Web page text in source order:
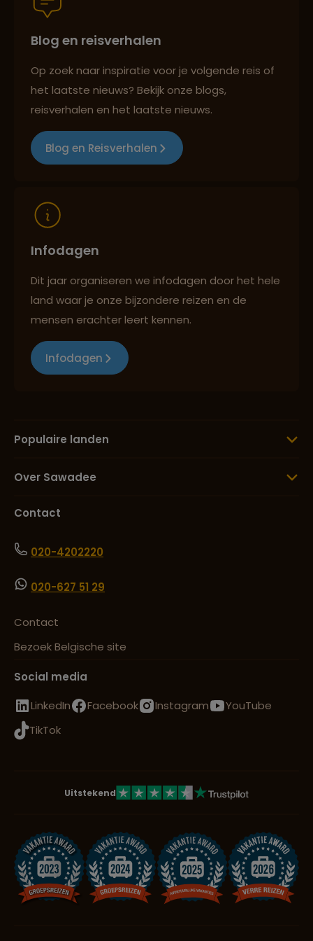
Lees meer over Puerto Viejo de
Lees meer over Puerto Viejo de
Talamanca
Lees meer over Punta Mala
Lees meer over Sámara Costa Rica
Lees meer over San Gerardo de
Lees meer over San José
Lees meer over Tamarindo
Lees meer over Tenorio Volcano
Lees meer over Tortuguero
Lees meer over Uvita
Best beoordeelde reisroutes
Reizen met oog voor mens, cultuur en milieu
Blog en reisverhalen
Op zoek naar inspiratie voor je volgende reis of
het laatste nieuws? Bekijk onze blogs,
reisverhalen en het laatste nieuws.
Blog en Reisverhalen
Infodagen
Dit jaar organiseren we infodagen door het hele
land waar je onze bijzondere reizen en de
mensen erachter leert kennen.
Infodagen
Populaire landen
Over Sawadee
Contact
020-4202220
020-627 51 29
Contact
Bezoek Belgische site
Social media
LinkedIn
Facebook Instagram
YouTube
TikTok
Uitstekend